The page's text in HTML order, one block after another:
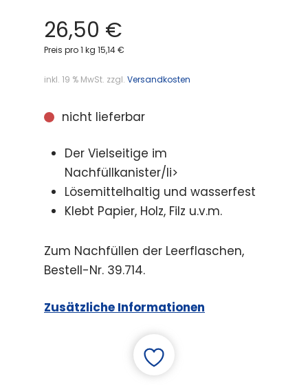
26,50 €
Preis pro 1 kg 15,14 €
inkl. 19 % MwSt. zzgl. Versandkosten
nicht lieferbar
Der Vielseitige im
Nachfüllkanister/li>
Lösemittelhaltig und wasserfest
Klebt Papier, Holz, Filz u.v.m.
Zum Nachfüllen der Leerflaschen,
Bestell-Nr. 39.714.
Zusätzliche Informationen